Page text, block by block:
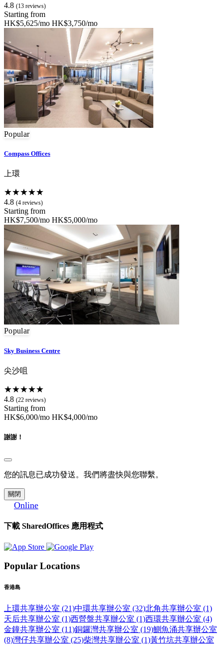
4.8 (13 reviews)
Starting from
HK$5,625/mo HK$3,750/mo
Popular
Compass Offices
上環
★★★★★
4.8 (4 reviews)
Starting from
HK$7,500/mo HK$5,000/mo
Popular
Sky Business Centre
尖沙咀
★★★★★
4.8 (22 reviews)
Starting from
HK$6,000/mo HK$4,000/mo
謝謝！
您的訊息已成功發送。我們將盡快與您聯繫。
關閉
Online
下載 SharedOffices 應用程式
Popular Locations
香港島
上環共享辦公室 (21)中環共享辦公室 (32)北角共享辦公室 (1)
天后共享辦公室 (1)西營盤共享辦公室 (1)西環共享辦公室 (4)
金鐘共享辦公室 (11)銅鑼灣共享辦公室 (19)鰂魚涌共享辦公室
(8)灣仔共享辦公室 (25)柴灣共享辦公室 (1)黃竹坑共享辦公室